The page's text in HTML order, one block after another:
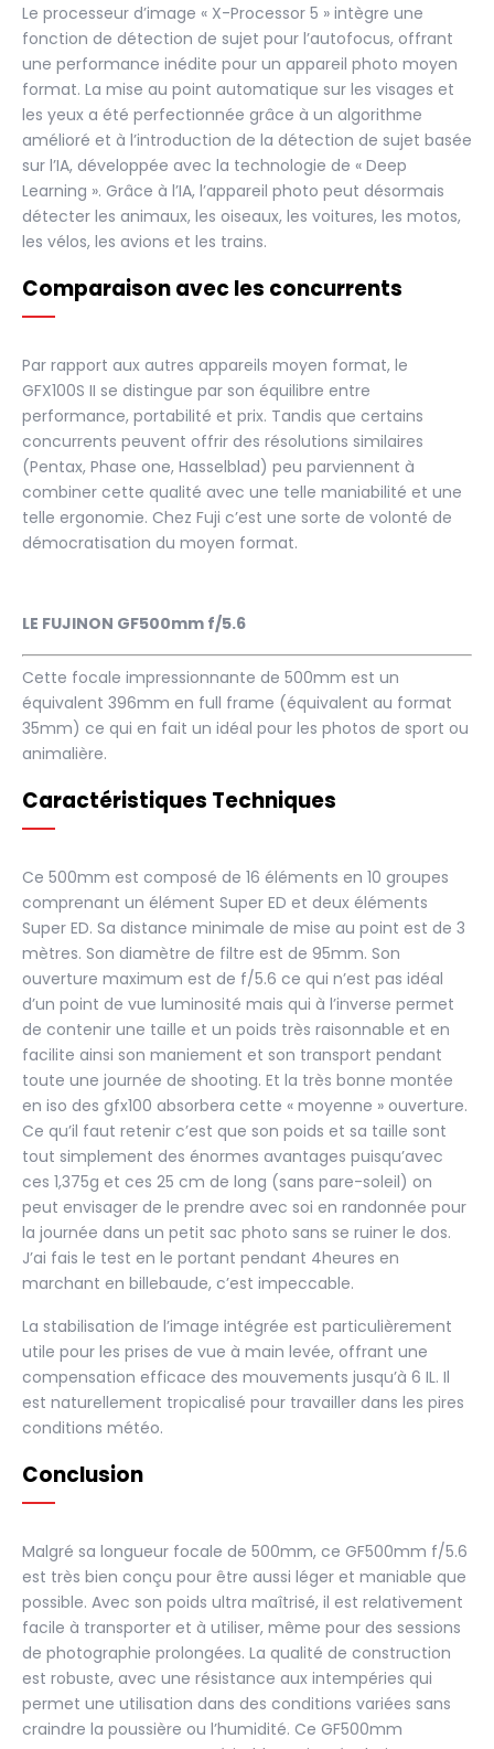
Le processeur d’image « X-Processor 5 » intègre une
fonction de détection de sujet pour l’autofocus, offrant
une performance inédite pour un appareil photo moyen
format. La mise au point automatique sur les visages et
les yeux a été perfectionnée grâce à un algorithme
amélioré et à l’introduction de la détection de sujet basée
sur l’IA, développée avec la technologie de « Deep
Learning ». Grâce à l’IA, l’appareil photo peut désormais
détecter les animaux, les oiseaux, les voitures, les motos,
les vélos, les avions et les trains.
Comparaison avec les concurrents
Par rapport aux autres appareils moyen format, le
GFX100S II se distingue par son équilibre entre
performance, portabilité et prix. Tandis que certains
concurrents peuvent offrir des résolutions similaires
(Pentax, Phase one, Hasselblad) peu parviennent à
combiner cette qualité avec une telle maniabilité et une
telle ergonomie. Chez Fuji c’est une sorte de volonté de
démocratisation du moyen format.
LE FUJINON GF500mm f/5.6
Cette focale impressionnante de 500mm est un
équivalent 396mm en full frame (équivalent au format
35mm) ce qui en fait un idéal pour les photos de sport ou
animalière.
Caractéristiques Techniques
Ce 500mm est composé de 16 éléments en 10 groupes
comprenant un élément Super ED et deux éléments
Super ED. Sa distance minimale de mise au point est de 3
mètres. Son diamètre de filtre est de 95mm. Son
ouverture maximum est de f/5.6 ce qui n’est pas idéal
d’un point de vue luminosité mais qui à l’inverse permet
de contenir une taille et un poids très raisonnable et en
facilite ainsi son maniement et son transport pendant
toute une journée de shooting. Et la très bonne montée
en iso des gfx100 absorbera cette « moyenne » ouverture.
Ce qu’il faut retenir c’est que son poids et sa taille sont
tout simplement des énormes avantages puisqu’avec
ces 1,375g et ces 25 cm de long (sans pare-soleil) on
peut envisager de le prendre avec soi en randonnée pour
la journée dans un petit sac photo sans se ruiner le dos.
J’ai fais le test en le portant pendant 4heures en
marchant en billebaude, c’est impeccable.
La stabilisation de l’image intégrée est particulièrement
utile pour les prises de vue à main levée, offrant une
compensation efficace des mouvements jusqu’à 6 IL. Il
est naturellement tropicalisé pour travailler dans les pires
conditions météo.
Conclusion
Malgré sa longueur focale de 500mm, ce GF500mm f/5.6
est très bien conçu pour être aussi léger et maniable que
possible. Avec son poids ultra maîtrisé, il est relativement
facile à transporter et à utiliser, même pour des sessions
de photographie prolongées. La qualité de construction
est robuste, avec une résistance aux intempéries qui
permet une utilisation dans des conditions variées sans
craindre la poussière ou l’humidité. Ce GF500mm